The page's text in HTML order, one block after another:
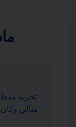
تجربة
مثالي